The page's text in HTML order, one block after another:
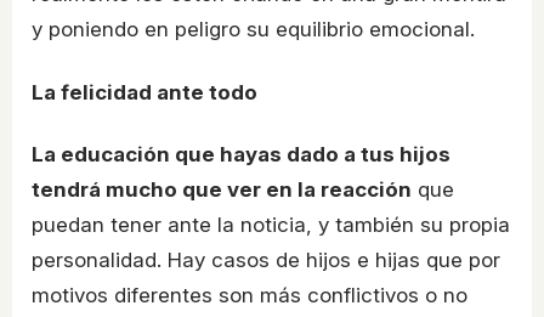
y poniendo en peligro su equilibrio emocional.
La felicidad ante todo
La educación que hayas dado a tus hijos
tendrá mucho que ver en la reacción que
puedan tener ante la noticia, y también su propia
personalidad. Hay casos de hijos e hijas que por
motivos diferentes son más conflictivos o no